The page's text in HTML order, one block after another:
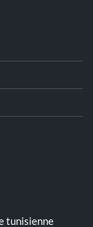
tunisienne